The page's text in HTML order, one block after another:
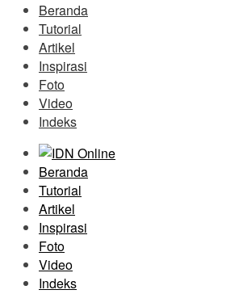
Beranda
Tutorial
Artikel
Inspirasi
Foto
Video
Indeks
Beranda
Tutorial
Artikel
Inspirasi
Foto
Video
Indeks